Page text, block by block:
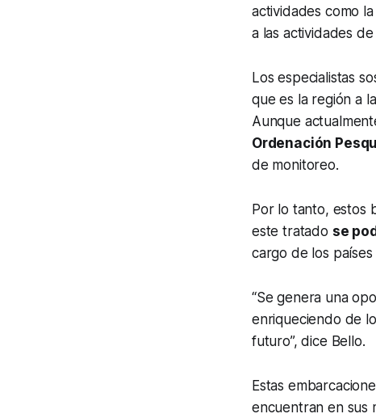
actividades como
a las actividades
Los especialistas
que es la región a
Aunque
Ordenación
de monitoreo.
Por lo tanto, estos
este tratado se
cargo de los
“Se genera una
enriqueciendo de
futuro”, dice Bello.
Estas
encuentran en sus